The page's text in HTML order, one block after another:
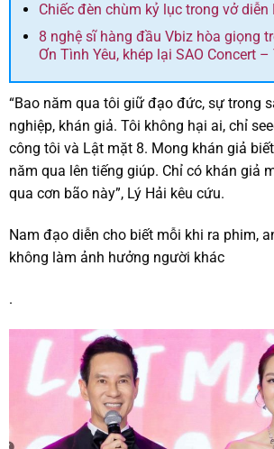
Chiếc đèn chùm kỷ lục trong vở diễn
8 nghệ sĩ hàng đầu Vbiz hòa giọng
Ơn Tình Yêu, khép lại SAO Concert
“Bao năm qua tôi giữ đạo đức, sự trong
nghiệp, khán giả. Tôi không hại ai, chỉ
công tôi và Lật mặt 8. Mong khán giả
năm qua lên tiếng giúp. Chỉ có khán giả
qua cơn bão này”, Lý Hải kêu cứu.
Nam đạo diễn cho biết mỗi khi ra phim,
không làm ảnh hưởng người khác
.